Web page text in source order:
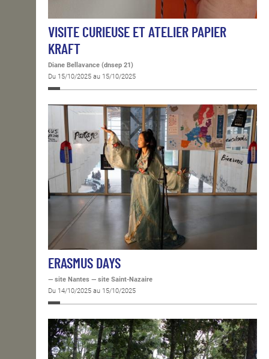
VISITE CURIEUSE ET ATELIER PAPIER
KRAFT
Diane Bellavance (dnsep 21)
Du 15/10/2025 au 15/10/2025
ERASMUS DAYS
— site Nantes — site Saint-Nazaire
Du 14/10/2025 au 15/10/2025